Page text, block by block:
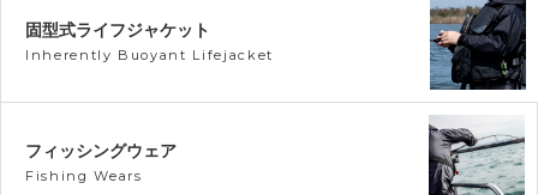
固型式ライフジャケット
Inherently Buoyant Lifejacket
フィッシングウェア
Fishing Wears